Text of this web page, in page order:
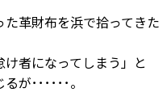
革財布を浜で拾ってきた
け者になってしまう」と
が･･････。